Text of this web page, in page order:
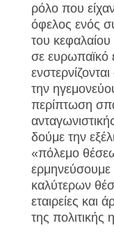
ρόλο που
όφελος ενός
του
σε ευρωπαϊκό
την
περίπτωση
δούμε την
«πόλεμο
ερμηνεύσουμε
καλύτερων
εταιρείες και
της πολιτικής